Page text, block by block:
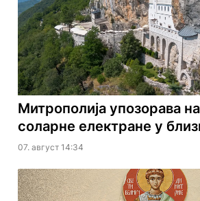
Митрополија упозорава
соларне електране у
07. август 14:34